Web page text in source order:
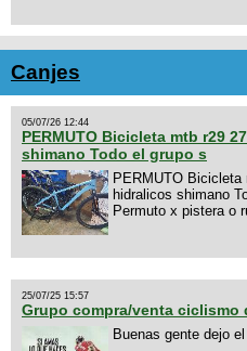
Canjes
05/07/26 12:44
PERMUTO Bicicleta mtb r29
shimano Todo el grupo s
PERMUTO Bicicleta
hidralicos shimano
Permuto x pistera o
25/07/25 15:57
Grupo compra/venta ciclismo
Buenas gente dejo